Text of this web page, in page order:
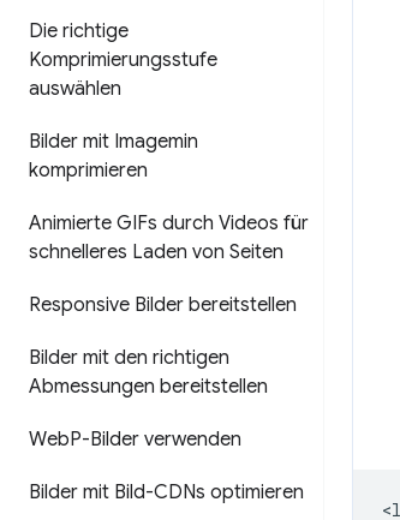
Die richtige
Komprimierungsstufe
auswählen
Bilder mit Imagemin
komprimieren
Animierte GIFs durch Videos für
schnelleres Laden von Seiten
Responsive Bilder bereitstellen
Bilder mit den richtigen
Abmessungen bereitstellen
WebP-Bilder verwenden
Bilder mit Bild-CDNs optimieren